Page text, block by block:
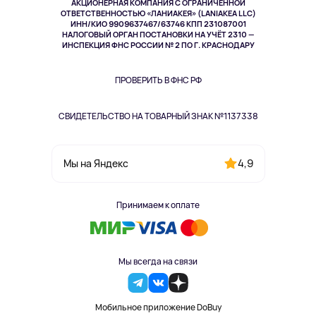
АКЦИОНЕРНАЯ КОМПАНИЯ С ОГРАНИЧЕННОЙ
ОТВЕТСТВЕННОСТЬЮ «ЛАНИАКЕЯ» (LANIAKEA LLC)
ИНН/КИО 9909637467/63746 КПП 231087001
НАЛОГОВЫЙ ОРГАН ПОСТАНОВКИ НА УЧЁТ 2310 —
ИНСПЕКЦИЯ ФНС РОССИИ № 2 ПО Г. КРАСНОДАРУ
ПРОВЕРИТЬ В ФНС РФ
СВИДЕТЕЛЬСТВО НА ТОВАРНЫЙ ЗНАК №1137338
Мы на Яндекс 4,9
Принимаем к оплате
Мы всегда на связи
Мобильное приложение DoBuy
Здоровье питомцев
Одежда и аксессуары